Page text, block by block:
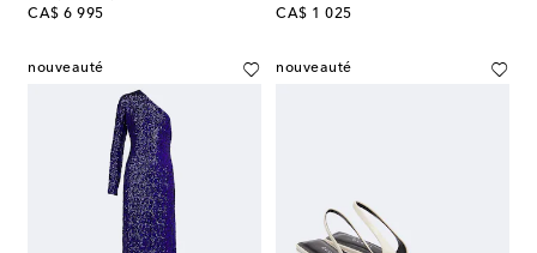
CA$ 6 995
original price
CA$ 1 025
original price
nouveauté nouveauté